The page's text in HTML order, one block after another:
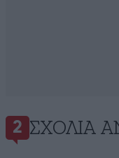
2 ΣΧΌΛΙΑ